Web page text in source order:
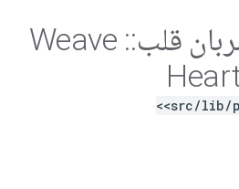
قلب::
<src/lib/